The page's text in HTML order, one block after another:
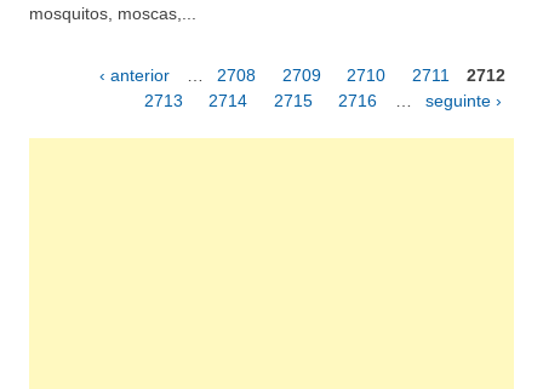
mosquitos, moscas,...
Páginas‹ anterior 2708 2709 2710 2711
2712
2713
2714 2715 2716 seguinte ›